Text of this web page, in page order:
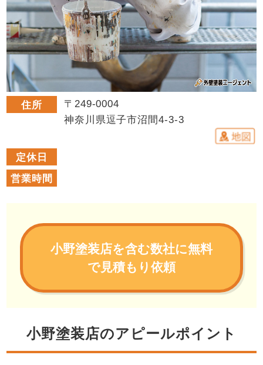
住所
〒249-0004
神奈川県逗子市沼間4-3-3
定休日
営業時間
小野塗装店を含む数社に無料
で見積もり依頼
小野塗装店のアピールポイント